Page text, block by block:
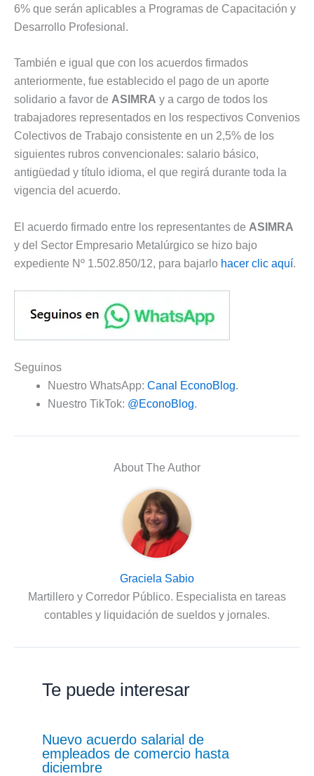
6% que serán aplicables a Programas de Capacitación y
Desarrollo Profesional.
También e igual que con los acuerdos firmados
anteriormente, fue establecido el pago de un aporte
solidario a favor de ASIMRA y a cargo de todos los
trabajadores representados en los respectivos Convenios
Colectivos de Trabajo consistente en un 2,5% de los
siguientes rubros convencionales: salario básico,
antigüedad y título idioma, el que regirá durante toda la
vigencia del acuerdo.
El acuerdo firmado entre los representantes de ASIMRA
y del Sector Empresario Metalúrgico se hizo bajo
expediente Nº 1.502.850/12, para bajarlo hacer clic aquí.
Seguinos
Nuestro WhatsApp: Canal EconoBlog.
Nuestro TikTok: @EconoBlog.
About The Author
Graciela Sabio
Martillero y Corredor Público. Especialista en tareas
contables y liquidación de sueldos y jornales.
Te puede interesar
Nuevo acuerdo salarial de
empleados de comercio hasta
diciembre